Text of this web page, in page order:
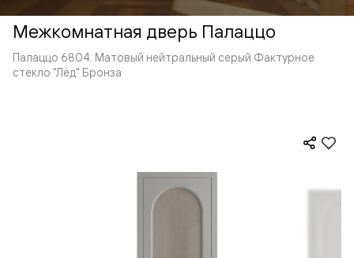
Межкомнатная дверь Палаццо
Палаццо 6804. Матовый нейтральный серый Фактурное
стекло "Лёд" Бронза